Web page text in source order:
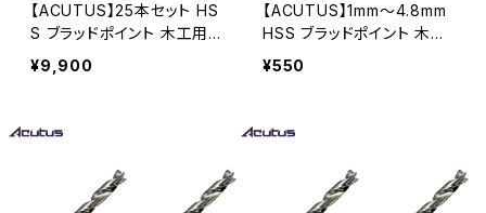
【ACUTUS】25本セット HS
S ブラッドポイント 木工用ド
リル
¥9,900
【ACUTUS】1mm～4.8mm
HSS ブラッドポイント 木工
用ドリル 2本セット 木工ドリ
¥550